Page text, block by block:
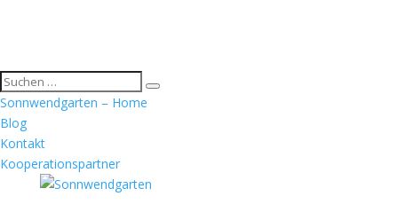
Sonnwendgarten – Home
Blog
Kontakt
Kooperationspartner